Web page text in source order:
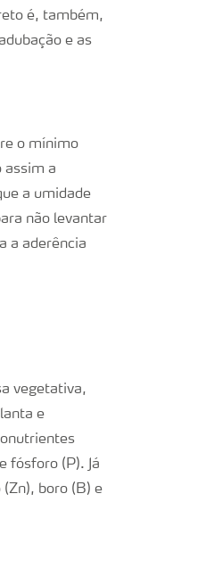
é, também,
e as
o mínimo
assim a
a umidade
não levantar
a aderência
vegetativa,
e
fósforo (P). Já
boro (B) e